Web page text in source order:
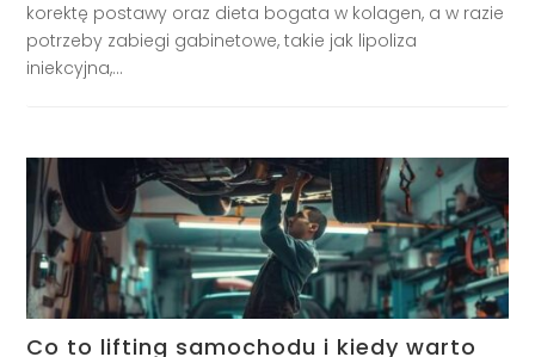
korektę postawy oraz dieta bogata w kolagen, a w razie
potrzeby zabiegi gabinetowe, takie jak lipoliza
iniekcyjna,...
Co to lifting samochodu i kiedy warto